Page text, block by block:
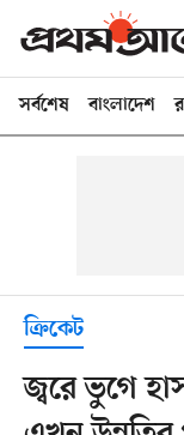
সর্বশেষ বাংলাদেশ
ক্রিকেট
জ্বরে ভুগে